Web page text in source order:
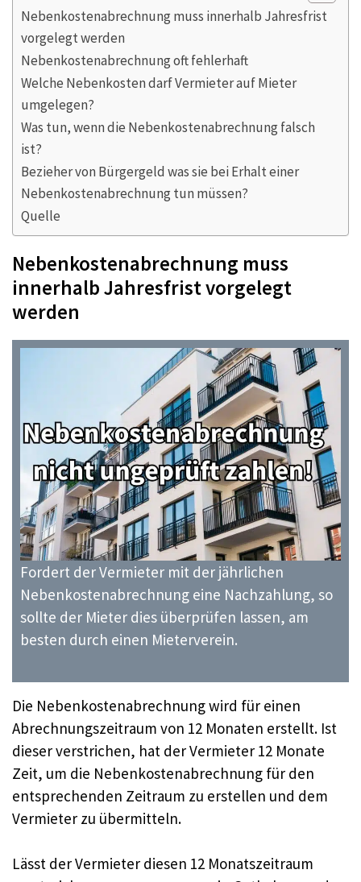
Nebenkostenabrechnung muss innerhalb Jahresfrist
vorgelegt werden
Nebenkostenabrechnung oft fehlerhaft
Welche Nebenkosten darf Vermieter auf Mieter
umgelegen?
Was tun, wenn die Nebenkostenabrechnung falsch
ist?
Bezieher von Bürgergeld was sie bei Erhalt einer
Nebenkostenabrechnung tun müssen?
Quelle
Nebenkostenabrechnung muss
innerhalb Jahresfrist vorgelegt
werden
Fordert der Vermieter mit der jährlichen
Nebenkostenabrechnung eine Nachzahlung, so
sollte der Mieter dies überprüfen lassen, am
besten durch einen Mieterverein.
Die Nebenkostenabrechnung wird für einen
Abrechnungszeitraum von 12 Monaten erstellt. Ist
dieser verstrichen, hat der Vermieter 12 Monate
Zeit, um die Nebenkostenabrechnung für den
entsprechenden Zeitraum zu erstellen und dem
Vermieter zu übermitteln.
Lässt der Vermieter diesen 12 Monatszeitraum